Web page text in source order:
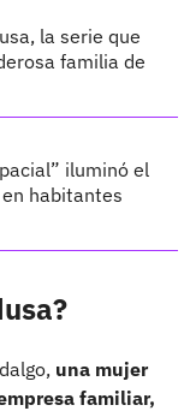
la serie que
familia de
iluminó el
habitantes
una mujer
familiar,